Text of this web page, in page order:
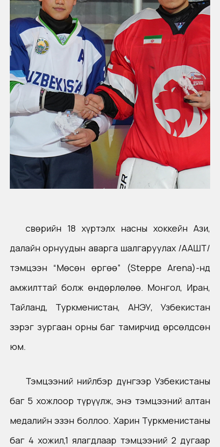
Өсвөрийн 18 хүртэлх насны хоккейн Ази,
далайн орнуудын аварга шалгаруулах /ААШТ/
тэмцээн “Мөсөн өргөө” (Steppe Arena)-нд
амжилттай болж өндөрлөлөө. Монгол, Иран,
Тайланд, Туркменистан, АНЭУ, Узбекистан
зэрэг зургаан орны баг тамирчид өрсөлдсөн
юм.
Тэмцээний нийлбэр дүнгээр Узбекистаны
баг 5 хожлоор түрүүлж, энэ тэмцээний алтан
медалийн эзэн боллоо. Харин Туркменистаны
баг 4 хожил,1 ялагдлаар тэмцээний 2 дугаар